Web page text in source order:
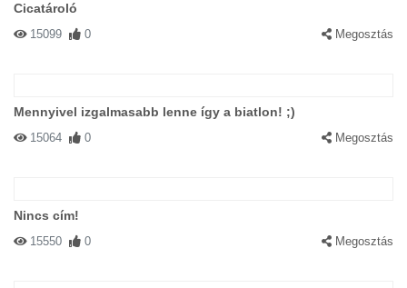
Cicatároló
15099 0 Megosztás
Mennyivel izgalmasabb lenne így a biatlon! ;)
15064 0 Megosztás
Nincs cím!
15550 0 Megosztás